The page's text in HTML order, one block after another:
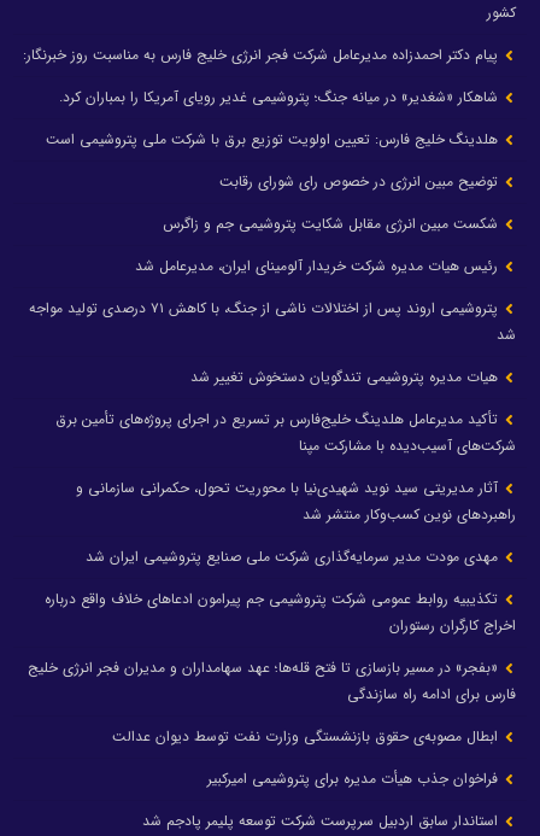
کشور
پیام دکتر احمدزاده مدیرعامل شرکت فجر انرژی خلیج فارس به مناسبت روز خبرنگار:
شاهکار «شغدیر» در میانه جنگ؛ پتروشیمی غدیر رویای آمریکا را بمباران کرد.
هلدینگ خلیج فارس: تعیین اولویت توزیع برق با شرکت ملی پتروشیمی است
توضیح مبین انرژی در خصوص رای شورای رقابت
شکست مبین انرژی مقابل شکایت پتروشیمی جم و زاگرس
رئیس هیات مدیره شرکت خریدار آلومینای ایران، مدیرعامل شد
پتروشیمی اروند پس از اختلالات ناشی از جنگ، با کاهش ۷۱ درصدی تولید مواجه
شد
هیات مدیره پتروشیمی تندگویان دستخوش تغییر شد
تأکید مدیرعامل هلدینگ خلیج‌فارس بر تسریع در اجرای پروژه‌های تأمین برق
شرکت‌های آسیب‌دیده با مشارکت مپنا
آثار مدیریتی سید نوید شهیدی‌نیا با محوریت تحول، حکمرانی سازمانی و
راهبردهای نوین کسب‌وکار منتشر شد
مهدی مودت مدیر سرمایه‌گذاری شرکت ملی صنایع پتروشیمی ایران شد
تکذیبیه روابط عمومی شرکت پتروشیمی جم پیرامون ادعاهای خلاف واقع درباره
اخراج کارگران رستوران
«بفجر» در مسیر بازسازی تا فتح قله‌ها؛ عهد سهامداران و مدیران فجر انرژی خلیج
فارس برای ادامه راه سازندگی
ابطال مصوبه‌ی حقوق بازنشستگی وزارت نفت توسط دیوان عدالت
فراخوان جذب هیأت مدیره برای پتروشیمی امیرکبیر
استاندار سابق اردبیل سرپرست شرکت توسعه پلیمر پادجم شد